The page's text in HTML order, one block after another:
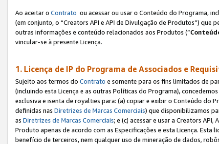
Ao aceitar o Contrato ou acessar ou usar o Conteúdo do Programa,
(em conjunto, o “Creators API e API de Divulgação de Produtos”)
outras informações e conteúdo relacionados aos Produtos (“
vincular-se à presente Licença.
1. Licença de IP do Programa de Associados e
Sujeito aos termos do Contrato e somente para os fins limitados de
(incluindo esta Licença e as outras Políticas do Programa),
exclusiva e isenta de royalties para: (a) copiar e exibir o Conteúdo do
definidas nas Diretrizes de Marcas Comerciais) que disponibilizamos
as Diretrizes de Marcas Comerciais; e (c) acessar e usar a Creators
Produto apenas de acordo com as Especificações e esta Licença.
benefício de terceiros, nem qualquer uso de mineração de dados,